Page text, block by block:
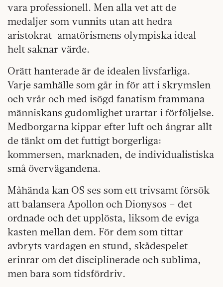
vara professionell. Men alla vet att de
medaljer som vunnits utan att hedra
aristokrat-amatörismens olympiska ideal
helt saknar värde.
Orätt hanterade är de idealen livsfarliga.
Varje samhälle som går in för att i skrymslen
och vrår och med isögd fanatism frammana
människans gudomlighet urartar i förföljelse.
Medborgarna kippar efter luft och ångrar allt
de tänkt om det futtigt borgerliga:
kommersen, marknaden, de individualistiska
små övervägandena.
Måhända kan OS ses som ett trivsamt försök
att balansera Apollon och Dionysos – det
ordnade och det upplösta, liksom de eviga
kasten mellan dem. För dem som tittar
avbryts vardagen en stund, skådespelet
erinrar om det disciplinerade och sublima,
men bara som tidsfördriv.